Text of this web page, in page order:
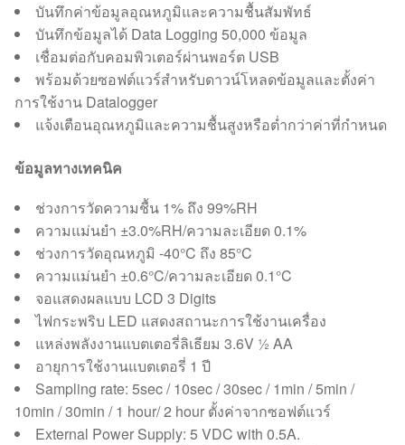
บันทึกค่าข้อมูลอุณหภูมิและความชื้นสัมพัทธ์
บันทึกข้อมูลได้ Data Logging 50,000 ข้อมูล
เชื่อมต่อกับคอมพิวเตอร์ผ่านพอร์ต USB
พร้อมด้วยซอฟต์แวร์สำหรับดาวน์โหลดข้อมูลและตั้งค่า
การใช้งาน Datalogger
แจ้งเตือนอุณหภูมิและความชื้นสูงหรือต่ำกว่าค่าที่กำหนด
ข้อมูลทางเทคนิค
ช่วงการวัดความชื้น 1% ถึง 99%RH
ความแม่นยำ ±3.0%RH/ความละเอียด 0.1%
ช่วงการวัดอุณหภูมิ -40°C ถึง 85°C
ความแม่นยำ ±0.6°C/ความละเอียด 0.1°C
จอแสดงผลแบบ LCD 3 Digits
ไฟกระพริบ LED แสดงสถานะการใช้งานเครื่อง
แหล่งพลังงานแบตเตอรี่ลิเธียม 3.6V ½ AA
อายุการใช้งานแบตเตอรี่ 1 ปี
Sampling rate: 5sec / 10sec / 30sec / 1min / 5min /
10min / 30min / 1 hour/ 2 hour ตั้งค่าจากซอฟต์แวร์
External Power Supply: 5 VDC with 0.5A.